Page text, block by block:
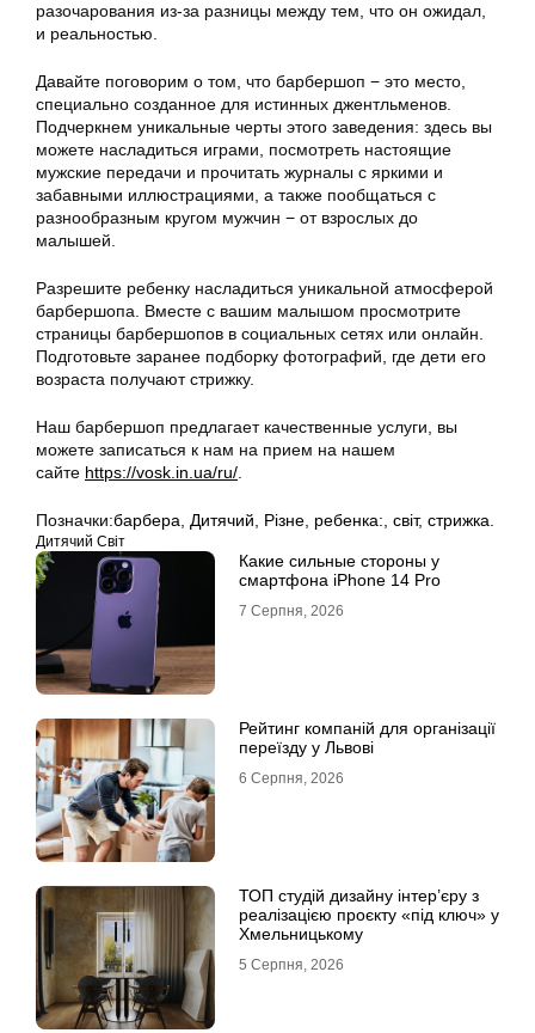
разочарования из-за разницы между тем, что он ожидал,
и реальностью.
Давайте поговорим о том, что барбершоп − это место,
специально созданное для истинных джентльменов.
Подчеркнем уникальные черты этого заведения: здесь вы
можете насладиться играми, посмотреть настоящие
мужские передачи и прочитать журналы с яркими и
забавными иллюстрациями, а также пообщаться с
разнообразным кругом мужчин − от взрослых до
малышей.
Разрешите ребенку насладиться уникальной атмосферой
барбершопа. Вместе с вашим малышом просмотрите
страницы барбершопов в социальных сетях или онлайн.
Подготовьте заранее подборку фотографий, где дети его
возраста получают стрижку.
Наш барбершоп предлагает качественные услуги, вы
можете записаться к нам на прием на нашем
сайте https://vosk.in.ua/ru/
Позначки:барбера Дитячий Різне ребенка: світ, стрижка.
Дитячий Світ
Какие сильные стороны у
смартфона iPhone 14 Pro
7 Серпня, 2026
Рейтинг компаній для організації
переїзду у Львові
6 Серпня, 2026
ТОП студій дизайну інтер’єру з
реалізацією проєкту «під ключ» у
Хмельницькому
5 Серпня, 2026